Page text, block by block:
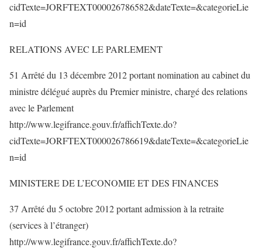
cidTexte=JORFTEXT000026786582&dateTexte=&categorieLie
n=id
RELATIONS AVEC LE PARLEMENT
51 Arrêté du 13 décembre 2012 portant nomination au cabinet du
ministre délégué auprès du Premier ministre, chargé des relations
avec le Parlement
http://www.legifrance.gouv.fr/affichTexte.do?
cidTexte=JORFTEXT000026786619&dateTexte=&categorieLie
n=id
MINISTERE DE L’ECONOMIE ET DES FINANCES
37 Arrêté du 5 octobre 2012 portant admission à la retraite
(services à l’étranger)
http://www.legifrance.gouv.fr/affichTexte.do?